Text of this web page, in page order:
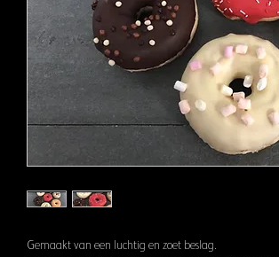
Gemaakt van een luchtig en zoet beslag.